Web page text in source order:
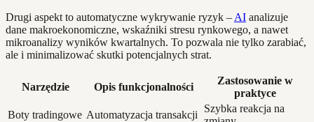
Drugi aspekt to automatyczne wykrywanie ryzyk – AI analizuje
dane makroekonomiczne, wskaźniki stresu rynkowego, a nawet
mikroanalizy wyników kwartalnych. To pozwala nie tylko zarabiać,
ale i minimalizować skutki potencjalnych strat.
Narzędzie Opis funkcjonalności
Zastosowanie w
praktyce
Boty tradingowe Automatyzacja transakcji
Szybka reakcja na